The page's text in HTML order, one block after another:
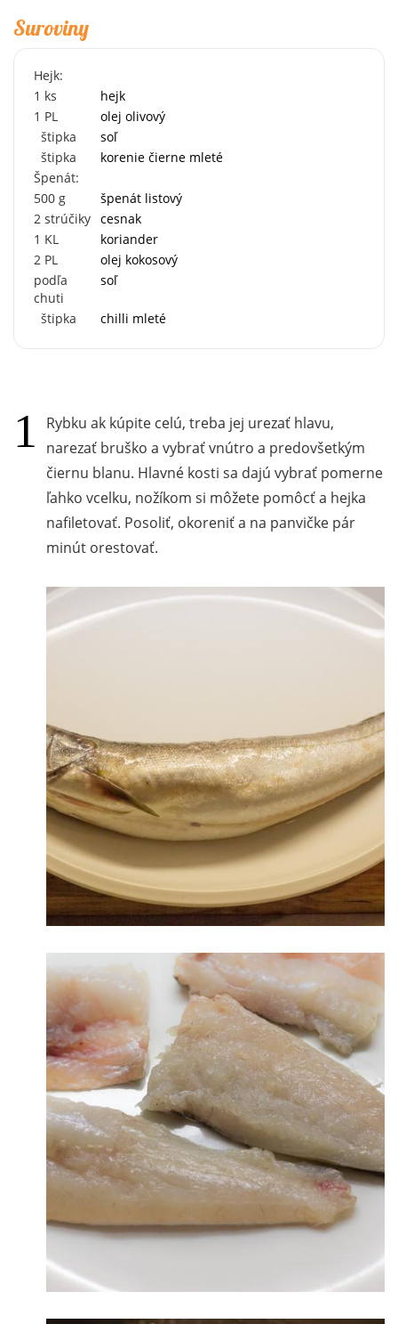
Suroviny
Hejk:
1 ks
hejk
1 PL
olej olivový
štipka
soľ
štipka
korenie čierne mleté
Špenát:
500 g
špenát listový
2 strúčiky cesnak
1 KL
koriander
2 PL
olej kokosový
podľa
chuti
soľ
štipka chilli mleté
Rybku ak kúpite celú, treba jej urezať hlavu,
narezať bruško a vybrať vnútro a predovšetkým
čiernu blanu. Hlavné kosti sa dajú vybrať pomerne
ľahko vcelku, nožíkom si môžete pomôcť a hejka
nafiletovať. Posoliť, okoreniť a na panvičke pár
minút orestovať.